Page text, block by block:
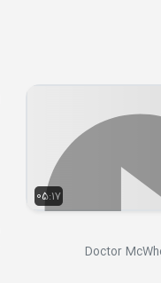
05:17